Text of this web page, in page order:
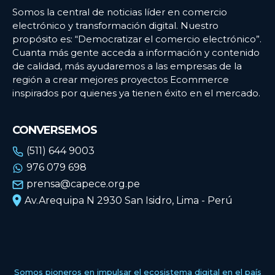
Somos la central de noticias líder en comercio
electrónico y transformación digital. Nuestro
propósito es: “Democratizar el comercio electrónico”.
Cuanta más gente acceda a información y contenido
de calidad, más ayudaremos a las empresas de la
región a crear mejores proyectos Ecommerce
inspirados por quienes ya tienen éxito en el mercado.
CONVERSEMOS
(511) 644 9003
976 079 698
prensa@capece.org.pe
Av.Arequipa N 2930 San Isidro, Lima - Perú
Somos pioneros en impulsar el ecosistema digital en el país